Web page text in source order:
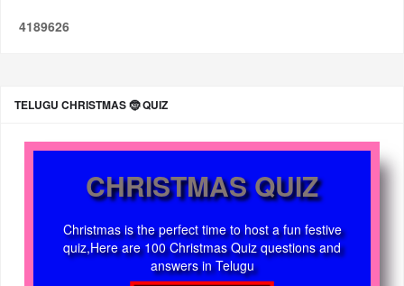
4189626
TELUGU CHRISTMAS 🤶 QUIZ
CHRISTMAS QUIZ
Christmas is the perfect time to host a fun festive
quiz,Here are 100 Christmas Quiz questions and
answers in Telugu